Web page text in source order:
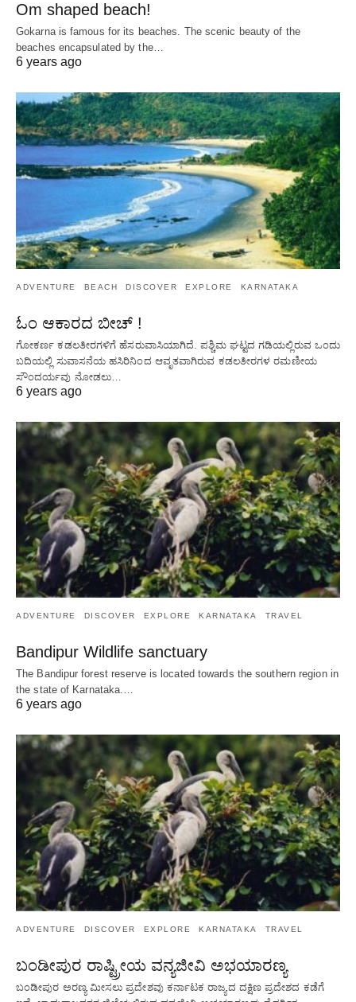
Om shaped beach!
Gokarna is famous for its beaches. The scenic beauty of the
beaches encapsulated by the…
6 years ago
ADVENTURE BEACH DISCOVER EXPLORE KARNATAKA
ಓಂ ಆಕಾರದ ಬೀಚ್ !
ಗೋಕರ್ಣ ಕಡಲತೀರಗಳಿಗೆ ಹೆಸರುವಾಸಿಯಾಗಿದೆ. ಪಶ್ಚಿಮ ಘಟ್ಟದ ​​ಗಡಿಯಲ್ಲಿರುವ ಒಂದು
ಬದಿಯಲ್ಲಿ ಸುವಾಸನೆಯ ಹಸಿರಿನಿಂದ ಆವೃತವಾಗಿರುವ ಕಡಲತೀರಗಳ ರಮಣೀಯ
ಸೌಂದರ್ಯವು ನೋಡಲು…
6 years ago
ADVENTURE DISCOVER EXPLORE KARNATAKA TRAVEL
Bandipur Wildlife sanctuary
The Bandipur forest reserve is located towards the southern region in
the state of Karnataka.…
6 years ago
ADVENTURE DISCOVER EXPLORE KARNATAKA TRAVEL
ಬಂಡೀಪುರ ರಾಷ್ಟ್ರೀಯ ವನ್ಯಜೀವಿ ಅಭಯಾರಣ್ಯ
ಬಂಡೀಪುರ ಅರಣ್ಯ ಮೀಸಲು ಪ್ರದೇಶವು ಕರ್ನಾಟಕ ರಾಜ್ಯದ ದಕ್ಷಿಣ ಪ್ರದೇಶದ ಕಡೆಗೆ